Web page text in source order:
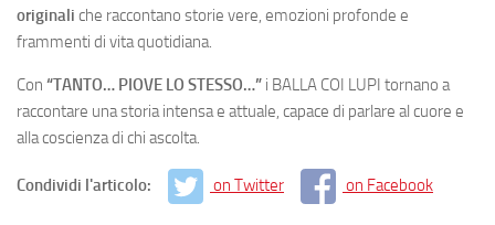
originali che raccontano storie vere, emozioni profonde e
frammenti di vita quotidiana.
Con “TANTO… PIOVE LO STESSO…” i BALLA COI LUPI tornano a
raccontare una storia intensa e attuale, capace di parlare al cuore e
alla coscienza di chi ascolta.
Condividi l'articolo: on Twitter on Facebook